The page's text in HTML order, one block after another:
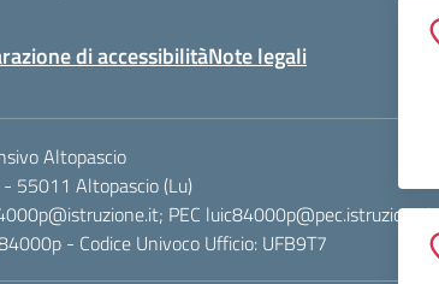
di accessibilitàNote legali
Altopascio
55011 Altopascio (Lu)
PEC luic84000p@pec.istruzione.it
- Codice Univoco Ufficio: UFB9T7